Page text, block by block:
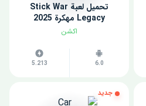
تحميل لعبة Stick War
Legacy مهكرة 2025
اكشن
6.0
5.213
جديد